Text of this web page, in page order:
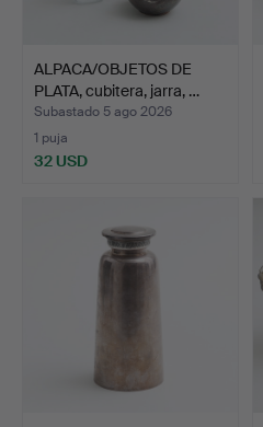
ALPACA/OBJETOS DE
PLATA, cubitera, jarra, …
Subastado 5 ago 2026
1 puja
32 USD